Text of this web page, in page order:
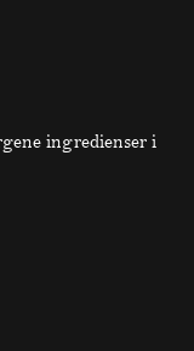
ingredienser i